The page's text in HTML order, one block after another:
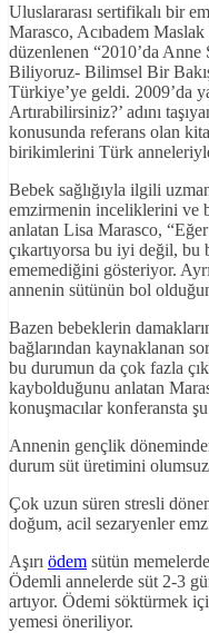
Uluslararası sertifikalı bir
Marasco, Acıbadem
düzenlenen “2010’da
Biliyoruz- Bilimsel Bir
Türkiye’ye geldi. 2009’da
Artırabilirsiniz?’ adını
konusunda referans olan
birikimlerini Türk
Bebek sağlığıyla ilgili
emzirmenin inceliklerini ve
anlatan Lisa Marasco,
çıkartıyorsa bu iyi değil,
ememediğini gösteriyor.
annenin sütünün bol
Bazen bebeklerin
bağlarından kaynaklanan
bu durumun da çok fazla
kaybolduğunu anlatan
konuşmacılar konferansta
Annenin gençlik
durum süt üretimini
Çok uzun süren stresli
doğum, acil sezaryenler
Aşırı ödem sütün
Ödemli annelerde süt 2-3
artıyor. Ödemi söktürmek
yemesi öneriliyor.